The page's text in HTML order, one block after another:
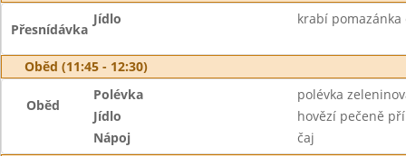
Přesnídávka
Jídlo krabí pomazánka
Oběd (11:45 - 12:30)
Oběd
Polévka
polévka
Jídlo
hovězí pečeně
Nápoj
čaj